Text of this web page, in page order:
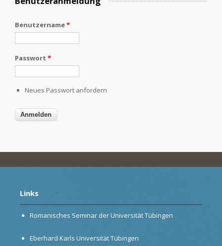
Benutzername*
Passwort *
Neues Passwort anfordern
Links
Romanisches Seminar der Universität Tübingen
Eberhard Karls Universität Tübingen